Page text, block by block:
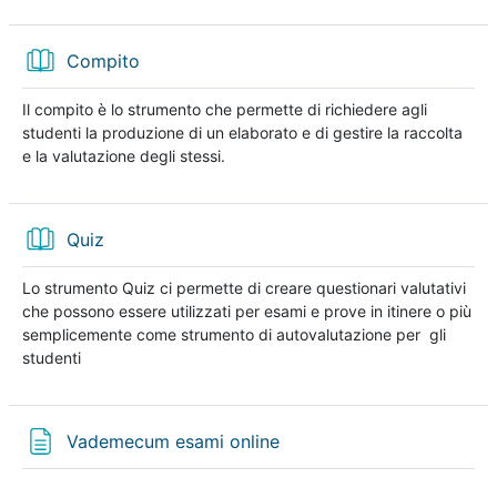
Schema della sezione
Compito
Il compito è lo strumento che permette di richiedere agli
studenti la produzione di un elaborato e di gestire la raccolta
e la valutazione degli stessi.
Quiz
Lo strumento Quiz ci permette di creare questionari valutativi
che possono essere utilizzati per esami e prove in itinere o più
semplicemente come strumento di autovalutazione per gli
studenti
Vademecum esami onlinePagina